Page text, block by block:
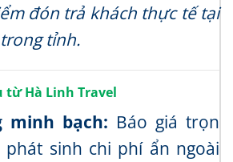
đón trả khách thực tế tại
tỉnh.
từ Hà Linh Travel
minh bạch: Báo giá trọn
phát sinh chi phí ẩn ngoài